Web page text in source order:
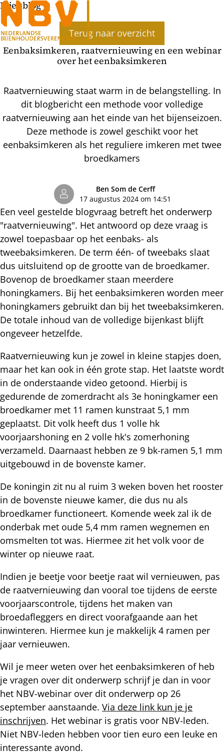
Bijenblog
Terug naar overzicht
Eenbaksimkeren, raatvernieuwing en een webinar
over het eenbaksimkeren
Raatvernieuwing staat warm in de belangstelling. In
dit blogbericht een methode voor volledige
raatvernieuwing aan het einde van het bijenseizoen.
Deze methode is zowel geschikt voor het
eenbaksimkeren als het reguliere imkeren met twee
broedkamers
Ben Som de Cerff
17 augustus 2024 om 14:51
Een veel gestelde blogvraag betreft het onderwerp
"raatvernieuwing". Het antwoord op deze vraag is
zowel toepasbaar op het eenbaks- als
tweebaksimkeren. De term één- of tweebaks slaat
dus uitsluitend op de grootte van de broedkamer.
Bovenop de broedkamer staan meerdere
honingkamers. Bij het eenbaksimkeren worden meer
honingkamers gebruikt dan bij het tweebaksimkeren.
De totale inhoud van de volledige bijenkast blijft
ongeveer hetzelfde.
Raatvernieuwing kun je zowel in kleine stapjes doen,
maar het kan ook in één grote stap. Het laatste wordt
in de onderstaande video getoond. Hierbij is
gedurende de zomerdracht als 3e honingkamer een
broedkamer met 11 ramen kunstraat 5,1 mm
geplaatst. Dit volk heeft dus 1 volle hk
voorjaarshoning en 2 volle hk's zomerhoning
verzameld. Daarnaast hebben ze 9 bk-ramen 5,1 mm
uitgebouwd in de bovenste kamer.
De koningin zit nu al ruim 3 weken boven het rooster
in de bovenste nieuwe kamer, die dus nu als
broedkamer functioneert. Komende week zal ik de
onderbak met oude 5,4 mm ramen wegnemen en
omsmelten tot was. Hiermee zit het volk voor de
winter op nieuwe raat.
Indien je beetje voor beetje raat wil vernieuwen, pas
de raatvernieuwing dan vooral toe tijdens de eerste
voorjaarscontrole, tijdens het maken van
broedafleggers en direct voorafgaande aan het
inwinteren. Hiermee kun je makkelijk 4 ramen per
jaar vernieuwen.
Wil je meer weten over het eenbaksimkeren of heb
je vragen over dit onderwerp schrijf je dan in voor
het NBV-webinar over dit onderwerp op 26
september aanstaande. Via deze link kun je je
inschrijven. Het webinar is gratis voor NBV-leden.
Niet NBV-leden hebben voor tien euro een leuke en
interessante avond.